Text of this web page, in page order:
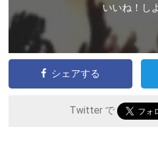
いいね！し
シェアする
Twitter で